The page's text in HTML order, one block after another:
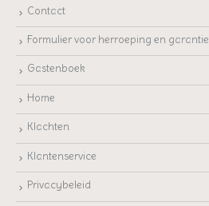
Contact
Formulier voor herroeping en garantie
Gastenboek
Home
Klachten
Klantenservice
Privacybeleid